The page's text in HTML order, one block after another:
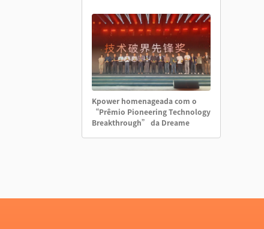
Kpower homenageada com o
“Prêmio Pioneering Technology
Breakthrough” da Dreame